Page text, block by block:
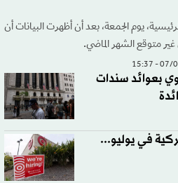
يوم الجمعة، بعد أن أظهرت البيانات أن
متوقع الشهر الماضي.
بعوائد سندات
في يوليو...